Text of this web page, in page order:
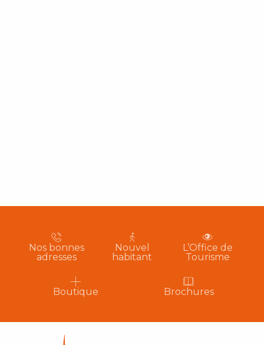
Nos bonnes
adresses
Nouvel
habitant
L’Office de
Tourisme
Boutique Brochures